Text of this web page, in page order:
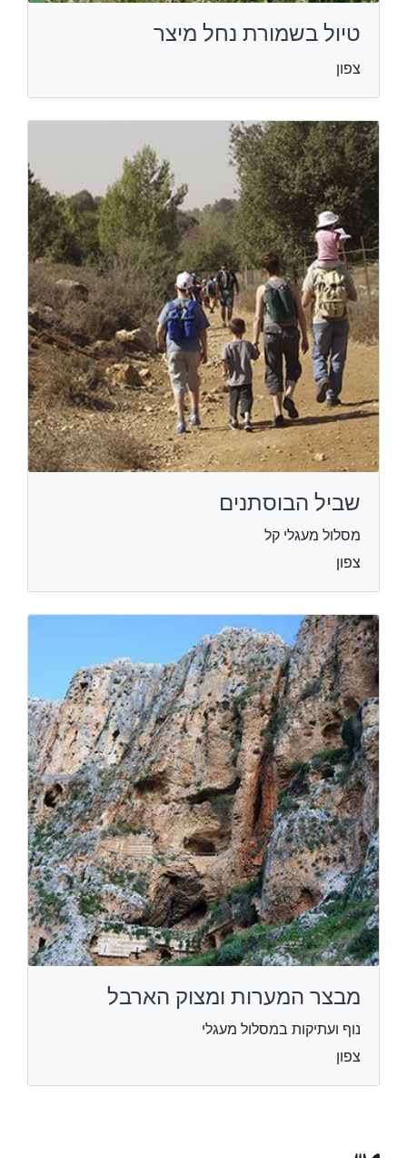
טיול בשמורת נחל מיצר
צפון
שביל הבוסתנים
מסלול מעגלי קל
צפון
מבצר המערות ומצוק הארבל
נוף ועתיקות במסלול מעגלי
צפון